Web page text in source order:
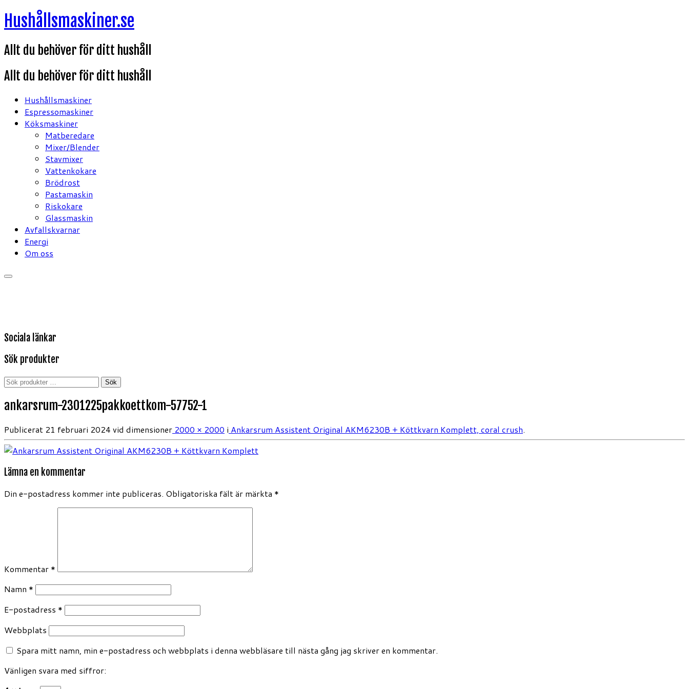
Hoppa
till
Hushållsmaskiner.se
Allt du behöver för ditt hushåll
Allt du behöver för ditt hushåll
Hushållsmaskiner
Espressomaskiner
Köksmaskiner
Matberedare
Mixer/Blender
Stavmixer
Vattenkokare
Brödrost
Pastamaskin
Riskokare
Glassmaskin
Avfallskvarnar
Energi
Om oss
Sociala länkar
Sök produkter
Sök
Sök
ankarsrum-2301225pakkoettkom-57752-1
Publicerat 21 februari 2024 vid dimensioner 2000 × 2000 i Ankarsrum Assistent Original AKM6230B + Köttkvarn Komplett, coral crush.
Lämna en kommentar
Din e-postadress kommer inte publiceras. Obligatoriska fält är märkta *
Kommentar *
Namn *
E-postadress *
Webbplats
Spara mitt namn, min e-postadress och webbplats i denna webbläsare till nästa gång jag skriver en kommentar.
Vänligen svara med siffror: